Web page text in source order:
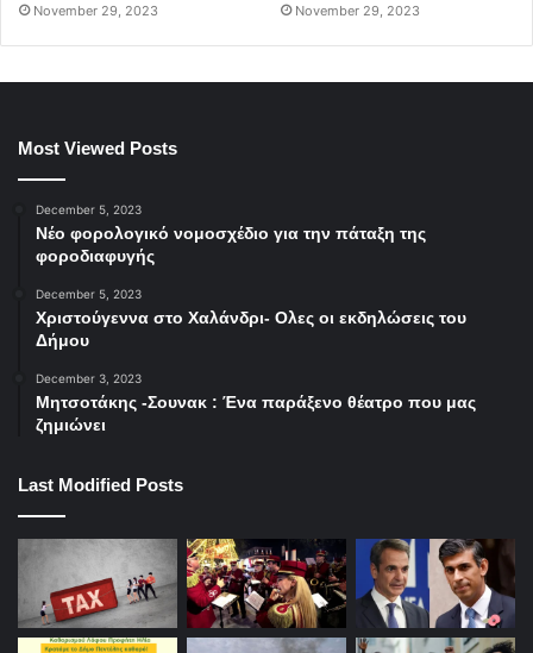
November 29, 2023 November 29, 2023
Most Viewed Posts
December 5, 2023
Νέο φορολογικό νομοσχέδιο για την πάταξη της
φοροδιαφυγής
December 5, 2023
Χριστούγεννα στο Χαλάνδρι- Ολες οι εκδηλώσεις του
Δήμου
December 3, 2023
Μητσοτάκης -Σουνακ : Ένα παράξενο θέατρο που μας
ζημιώνει
Last Modified Posts